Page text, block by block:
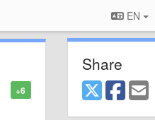
EN
+6
Share